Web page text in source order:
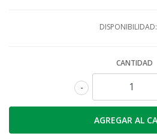
DISPONIBILIDAD:
CANTIDAD
-